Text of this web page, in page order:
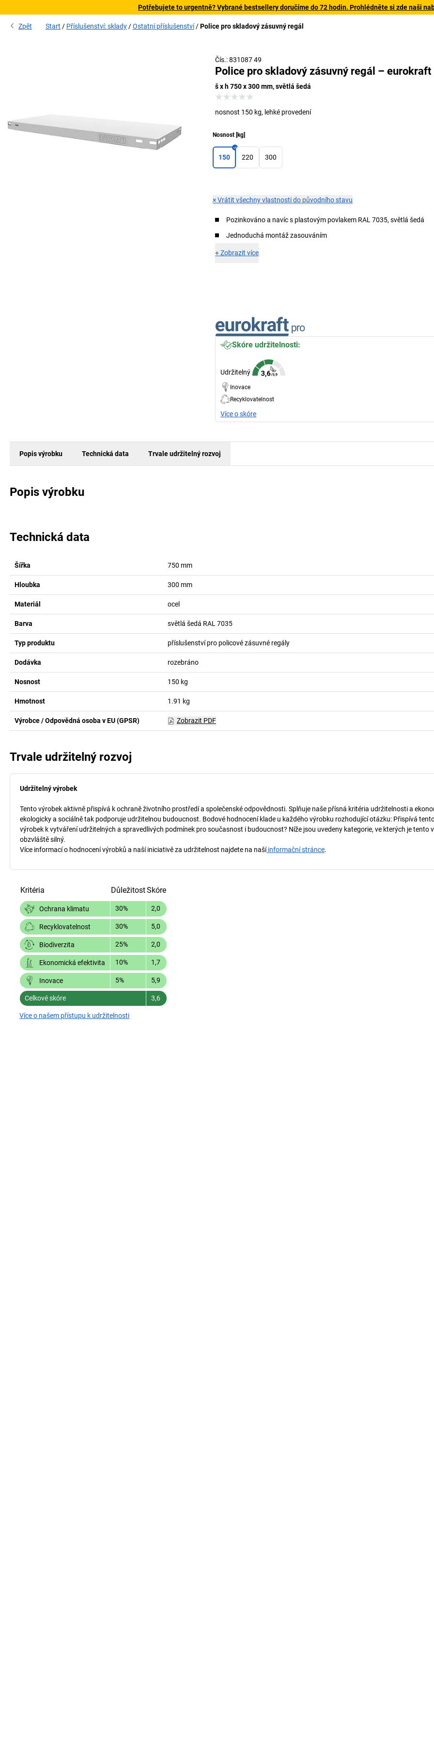
Potřebujete to urgentně? Vybrané bestsellery doručíme do 72 hodin. Prohlédněte si zde naši
Zpět Start Příslušenství: sklady Ostatní příslušenství Police pro skladový zásuvný regál
Čís.: 831087 49
Police pro skladový zásuvný regál – eurokraft
š x h 750 x 300 mm, světlá šedá
nosnost 150 kg, lehké provedení
Nosnost [kg]
150 220 300
×Vrátit všechny vlastnosti do původního stavu
Pozinkováno a navíc s plastovým povlakem RAL 7035, světlá šedá
Jednoduchá montáž zasouváním
+Zobrazit více
Skóre udržitelnosti:
Udržitelný
Inovace
Recyklovatelnost
Více o skóre
Popis výrobku Technická data Trvale udržitelný rozvoj
Popis výrobku
Technická data
Šířka 750 mm
Hloubka 300 mm
Materiál ocel
Barva světlá šedá RAL 7035
Typ produktu příslušenství pro policové zásuvné regály
Dodávka rozebráno
Nosnost 150 kg
Hmotnost 1.91 kg
Výrobce / Odpovědná osoba v EU (GPSR) Zobrazit PDF
Trvale udržitelný rozvoj
Udržitelný výrobek
Tento výrobek aktivně přispívá k ochraně životního prostředí a společenské odpovědnosti. Splňuje naše přísná kritéria udržitelnosti a
ekologicky a sociálně tak podporuje udržitelnou budoucnost. Bodové hodnocení klade u každého výrobku rozhodující otázku: Přispívá
výrobek k vytváření udržitelných a spravedlivých podmínek pro současnost i budoucnost? Níže jsou uvedeny kategorie, ve kterých je tento
obzvláště silný.
Více informací o hodnocení výrobků a naší iniciativě za udržitelnost najdete na našíinformační stránce.
Kritéria DůležitostSkóre
Ochrana klimatu 30% 2,0
Recyklovatelnost 30% 5,0
Biodiverzita 25% 2,0
Ekonomická efektivita 10% 1,7
Inovace 5% 5,9
Celkové skóre 3,6
Více o našem přístupu k udržitelnosti